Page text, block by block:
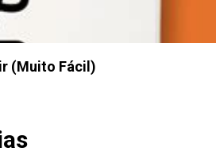
(Muito Fácil)